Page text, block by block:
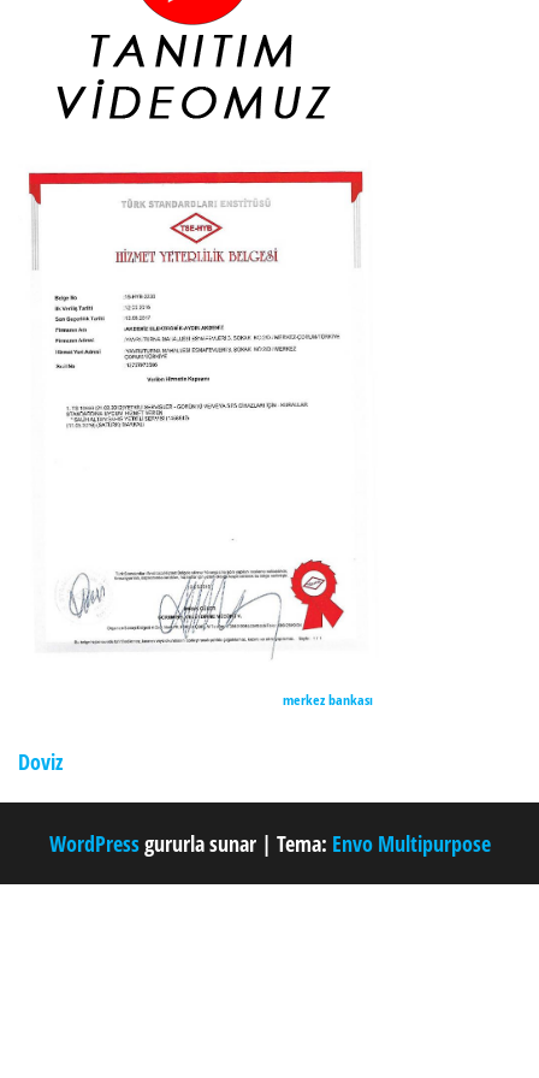
merkez bankası
Doviz
WordPressgururla sunar | Tema: Envo Multipurpose